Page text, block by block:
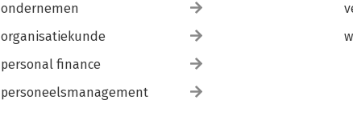
ondernemen
organisatiekunde
personal finance
personeelsmanagement